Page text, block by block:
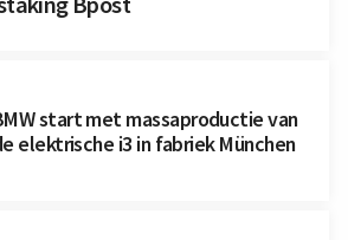
start met massaproductie van
elektrische i3 in fabriek München